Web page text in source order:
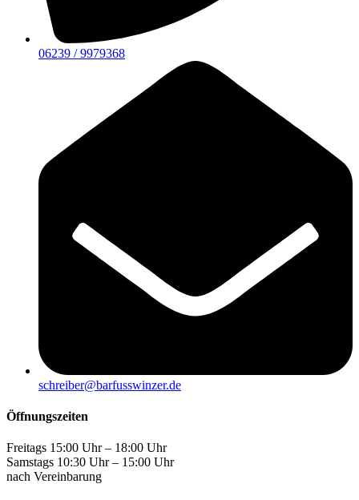
06239 / 9979368
schreiber@barfusswinzer.de
Öffnungszeiten
Freitags 15:00 Uhr – 18:00 Uhr
Samstags 10:30 Uhr – 15:00 Uhr
nach Vereinbarung